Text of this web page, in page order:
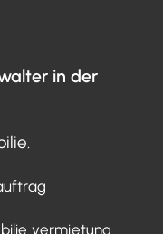
in der
vermietung